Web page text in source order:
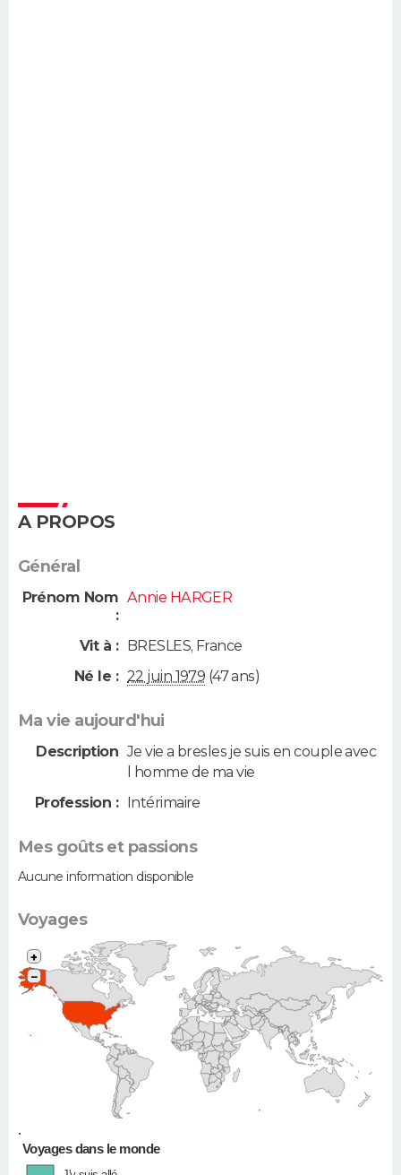
A PROPOS
Général
Prénom Nom
:
Annie HARGER
Vit à : BRESLES, France
Né le : 22 juin 1979 (47 ans)
Ma vie aujourd'hui
Description Je vie a bresles je suis en couple avec
l homme de ma vie
Profession :
Intérimaire
Mes goûts et passions
Aucune information disponible
Voyages
•
+
−
Voyages dans le monde